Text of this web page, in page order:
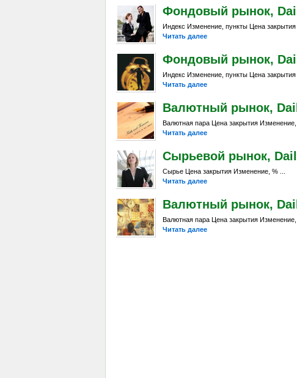
Фондовый рынок,
Индекс Изменение, пункты Цена
Читать далее
Фондовый рынок,
Индекс Изменение, пункты Цена
Читать далее
Валютный рынок,
Валютная пара Цена закрытия
Читать далее
Сырьевой рынок,
Сырье Цена закрытия Изменение, % ...
Читать далее
Валютный рынок,
Валютная пара Цена закрытия
Читать далее